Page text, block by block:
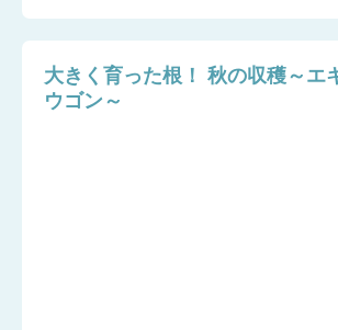
大きく育った根！ 秋の収穫～エ
ウゴン～